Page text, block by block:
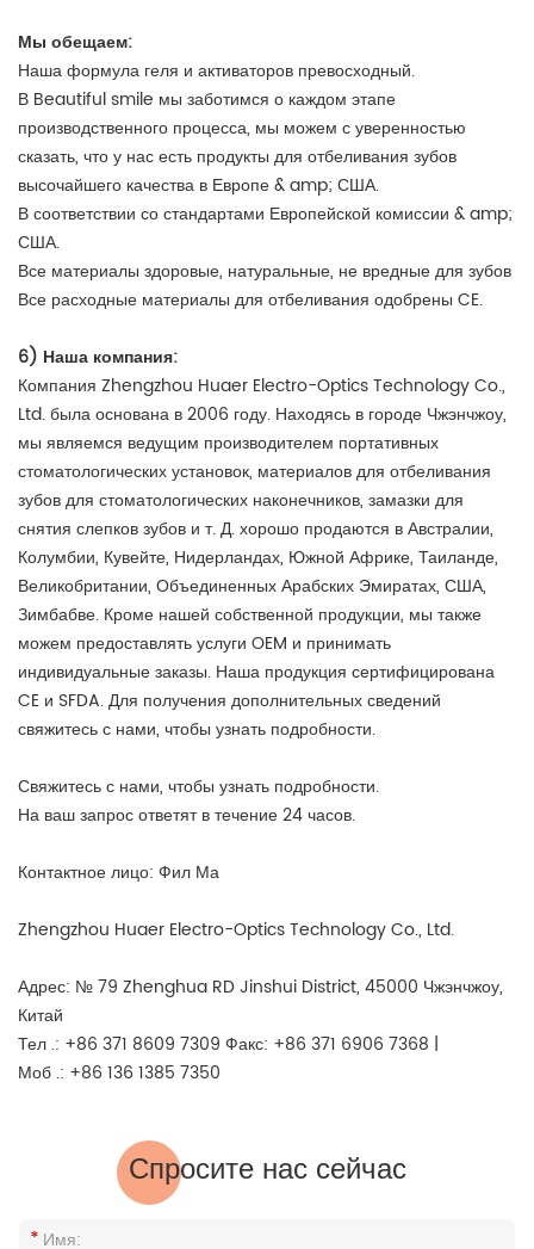
Мы обещаем:
Наша формула геля и активаторов превосходный.
В Beautiful smile мы заботимся о каждом этапе
производственного процесса, мы можем с уверенностью
сказать, что у нас есть продукты для отбеливания зубов
высочайшего качества в Европе & amp; США.
В соответствии со стандартами Европейской комиссии & amp;
США.
Все материалы здоровые, натуральные, не вредные для зубов
Все расходные материалы для отбеливания одобрены CE.
6) Наша компания:
Компания Zhengzhou Huaer Electro-Optics Technology Co.,
Ltd. была основана в 2006 году. Находясь в городе Чжэнчжоу,
мы являемся ведущим производителем портативных
стоматологических установок, материалов для отбеливания
зубов для стоматологических наконечников, замазки для
снятия слепков зубов и т. Д. хорошо продаются в Австралии,
Колумбии, Кувейте, Нидерландах, Южной Африке, Таиланде,
Великобритании, Объединенных Арабских Эмиратах, США,
Зимбабве. Кроме нашей собственной продукции, мы также
можем предоставлять услуги OEM и принимать
индивидуальные заказы. Наша продукция сертифицирована
CE и SFDA. Для получения дополнительных сведений
свяжитесь с нами, чтобы узнать подробности.
Свяжитесь с нами, чтобы узнать подробности.
На ваш запрос ответят в течение 24 часов.
Контактное лицо: Фил Ма
Zhengzhou Huaer Electro-Optics Technology Co., Ltd.
Адрес: № 79 Zhenghua RD Jinshui District, 45000 Чжэнчжоу,
Китай
Тел .: +86 371 8609 7309 Факс: +86 371 6906 7368 |
Моб .: +86 136 1385 7350
Спросите нас сейчас